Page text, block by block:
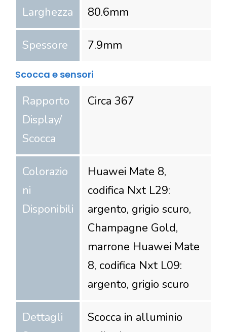
Larghezza 80.6mm
Spessore 7.9mm
Scocca e sensori
Rapporto
Display/
Scocca
Circa 367
Colorazio
ni
Disponibili
Huawei Mate 8,
codifica Nxt L29:
argento, grigio scuro,
Champagne Gold,
marrone Huawei Mate
8, codifica Nxt L09:
argento, grigio scuro
Dettagli
Scocca in alluminio